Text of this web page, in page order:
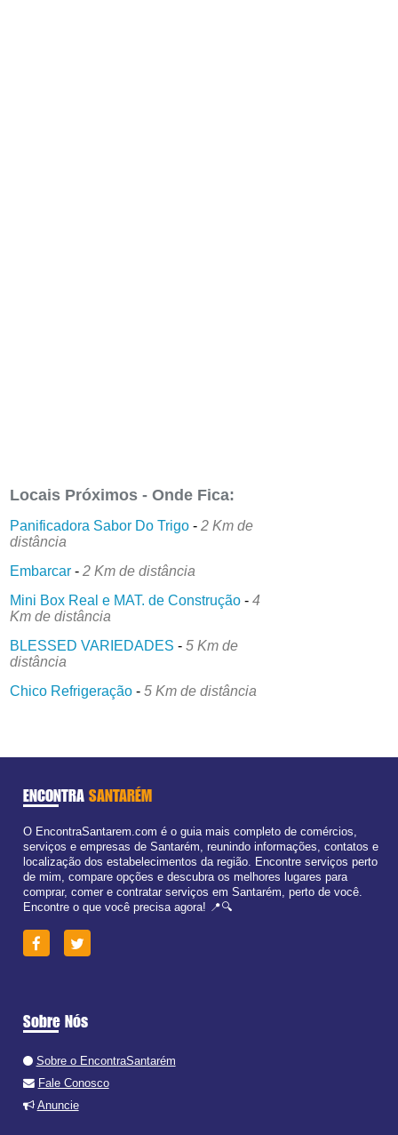
Locais Próximos - Onde Fica:
Panificadora Sabor Do Trigo -2 Km de
distância
Embarcar -2 Km de distância
Mini Box Real e MAT. de Construção -4
Km de distância
BLESSED VARIEDADES -5 Km de
distância
Chico Refrigeração -5 Km de distância
ENCONTRA SANTARÉM
O EncontraSantarem.com é o guia mais completo de comércios,
serviços e empresas de Santarém, reunindo informações, contatos e
localização dos estabelecimentos da região. Encontre serviços perto
de mim, compare opções e descubra os melhores lugares para
comprar, comer e contratar serviços em Santarém, perto de você.
Encontre o que você precisa agora! 📍🔍
Sobre Nós
Sobre o EncontraSantarém
Fale Conosco
Anuncie